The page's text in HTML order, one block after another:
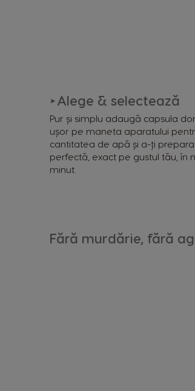
► Alege & selectează
Pur și simplu adaugă capsula
ușor pe maneta aparatului
cantitatea de apă și a-ți
perfectă, exact pe gustul tău, în
minut.
Fără murdărie, fără